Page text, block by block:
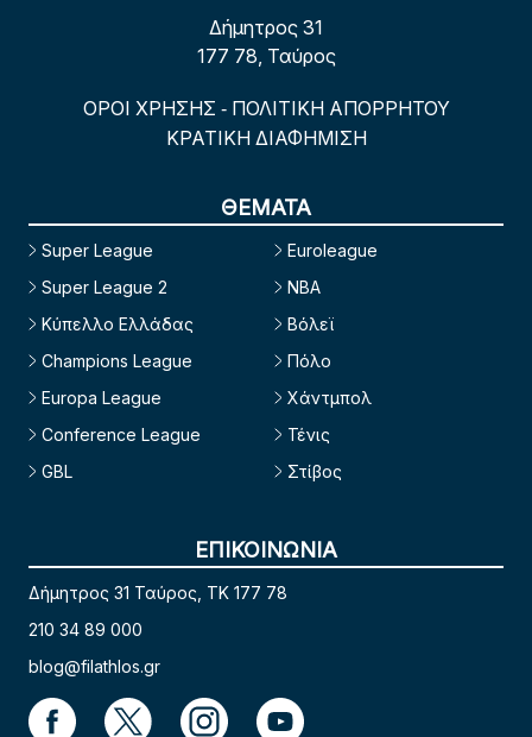
Δήμητρος 31
177 78, Ταύρος
ΟΡΟΙ ΧΡΗΣΗΣ - ΠΟΛΙΤΙΚΗ ΑΠΟΡΡΗΤΟΥ
ΚΡΑΤΙΚΗ ΔΙΑΦΗΜΙΣΗ
ΘΕΜΑΤΑ
Super League
Super League 2
Κύπελλο Ελλάδας
Champions League
Europa League
Conference League
GBL
Euroleague
NBA
Βόλεϊ
Πόλο
Χάντμπολ
Τένις
Στίβος
ΕΠΙΚΟΙΝΩΝΙΑ
Δήμητρος 31 Ταύρος, TK 177 78
210 34 89 000
blog@filathlos.gr